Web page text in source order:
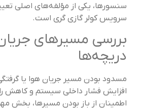
سنسورها، یکی از مؤلفه‌های اصلی
سرویس کولر گازی گری است.
بررسی مسیرهای
دریچه‌ها
مسدود بودن مسیر جریان هوا یا
افزایش فشار داخلی سیستم و کاهش
اطمینان از باز بودن مسیرها، بخش